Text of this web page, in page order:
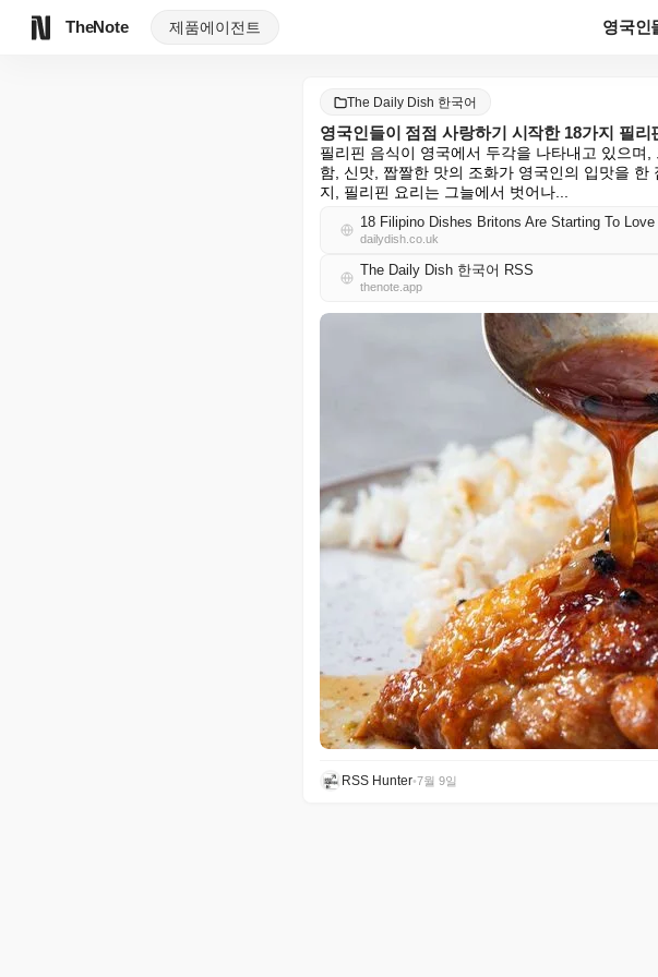
TheNote 제품에이전트
The Daily Dish 한국어
영국인들이 점점 사랑하기 시작한 18가지 필리
필리핀 음식이 영국에서 두각을 나타내고 있으
함, 신맛, 짭짤한 맛의 조화가 영국인의 입맛을
지, 필리핀 요리는 그늘에서 벗어나...
18 Filipino Dishes Britons Are Starting To Love
dailydish.co.uk
The Daily Dish 한국어 RSS
thenote.app
RSS Hunter•7월 9일